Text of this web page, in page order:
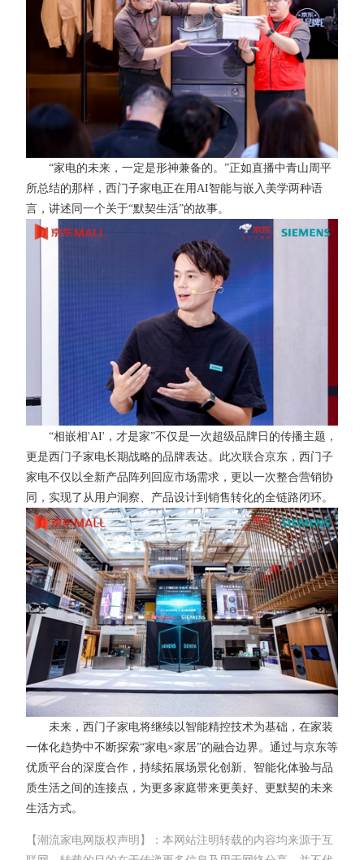
“家电的未来，一定是形神兼备的。”正如直播中青山周平
所总结的那样，西门子家电正在用AI智能与嵌入美学两种语
言，讲述同一个关于“默契生活”的故事。
“相嵌相'AI'，才是家”不仅是一次超级品牌日的传播主题，
更是西门子家电长期战略的品牌表达。此次联合京东，西门子
家电不仅以全新产品阵列回应市场需求，更以一次整合营销协
同，实现了从用户洞察、产品设计到销售转化的全链路闭环。
未来，西门子家电将继续以智能精控技术为基础，在家装
一体化趋势中不断探索“家电×家居”的融合边界。通过与京东等
优质平台的深度合作，持续拓展场景化创新、智能化体验与品
质生活之间的连接点，为更多家庭带来更美好、更默契的未来
生活方式。
【潮流家电网版权声明】：本网站注明转载的内容均来源于互